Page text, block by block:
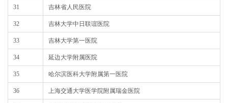
31 吉林省人民医院
32 吉林大学中日联谊医院
33 吉林大学第一医院
34 延边大学附属医院
35 哈尔滨医科大学附属第一医院
36 上海交通大学医学院附属瑞金医院